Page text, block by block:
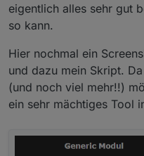
eigentlich alles sehr gut
so kann.
Hier nochmal ein
und dazu mein Skript.
(und noch viel mehr!!)
ein sehr mächtiges Tool